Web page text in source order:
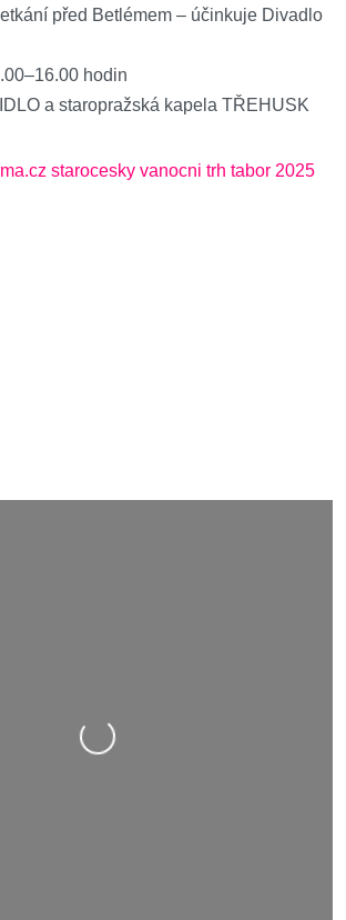
před Betlémem – účinkuje Divadlo
hodin
a staropražská kapela TŘEHUSK
Nahrávání….